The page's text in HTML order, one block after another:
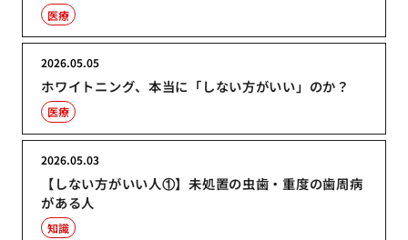
医療
ホワイトニング、本当に「しない方がいい」のか？
2026.05.05
医療
【しない方がいい人①】未処置の虫歯・重度の歯周病
がある人
2026.05.03
知識